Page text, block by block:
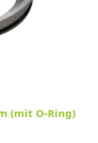
(mit O-Ring)